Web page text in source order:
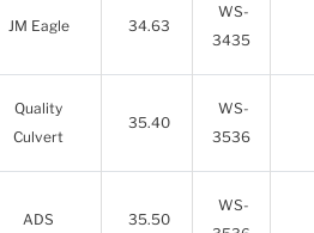
JM Eagle 34.63
WS-
3435
Quality
Culvert
35.40
WS-
3536
ADS 35.50
WS-